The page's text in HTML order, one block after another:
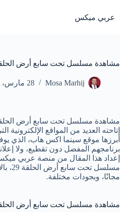
المحتوى
عربي ميكس
مشاهدة مسلسل تحت سابع أرض الحلقة 29 كاملة بدقة
Mosa Marhij 28 مارس، 2025
إتاحته العديد من المواقع الإلكترونية
أبرزها موقع سينما اكس هاب، الذي
برنامجهم المفضل دون تقطيع، ولا
إعداد هذا المقال من منصة عربي
مسلسل
مجانًا، وبجودات مختلفة.
مشاهدة مسلسل تحت سابع أرض الحلقة 29